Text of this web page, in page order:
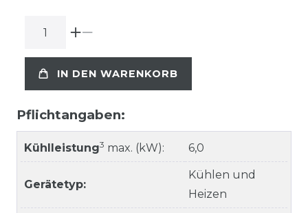
IN DEN WARENKORB
Pflichtangaben:
Kühlleistung3 max. (kW): 6,0
Gerätetyp:
Kühlen und
Heizen